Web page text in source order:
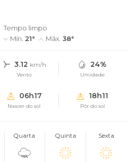
Tempo limpo
Mín. 21° Máx.38°
3.12 km/h
Vento
24%
Umidade
06h17
Nascer do sol
18h11
Pôr do sol
Quarta Quinta Sexta